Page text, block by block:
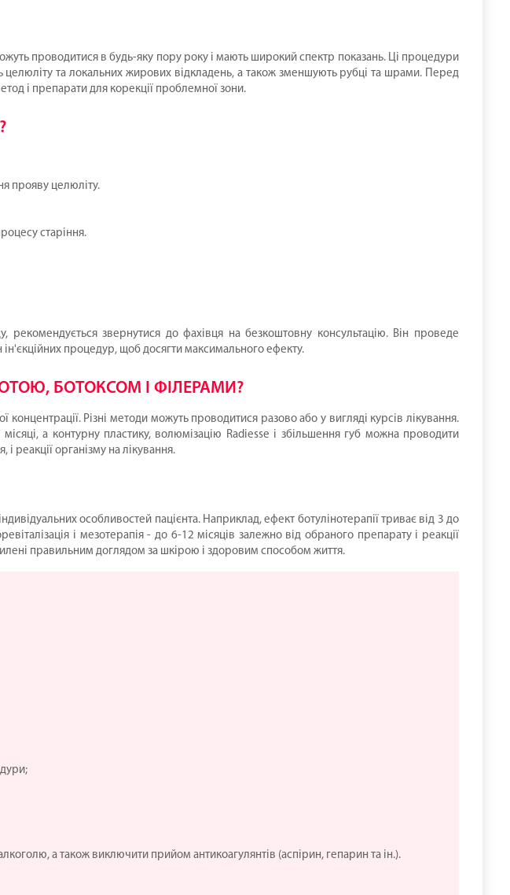
проводитися в будь-яку пору року і мають широкий спектр показань. Ці процедури
целюліту та локальних жирових відкладень, а також зменшують рубці та шрами. Перед
і препарати для корекції проблемної зони.
прояву целюліту.
старіння.
звернутися до фахівця на безкоштовну консультацію. Він проведе
процедур, щоб досягти максимального ефекту.
БОТОКСОМ І ФІЛЕРАМИ?
Різні методи можуть проводитися разово або у вигляді курсів лікування.
а контурну пластику, волюмізацію Radiesse і збільшення губ можна проводити
реакції організму на лікування.
особливостей пацієнта. Наприклад, ефект ботулінотерапії триває від 3 до
і мезотерапія - до 6-12 місяців залежно від обраного препарату і реакції
правильним доглядом за шкірою і здоровим способом життя.
а також виключити прийом антикоагулянтів (аспірин, гепарин та ін.).